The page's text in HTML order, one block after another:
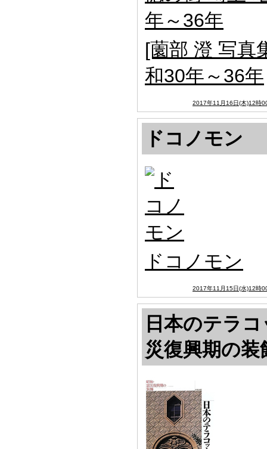
[薗部 澄 写真
和30年～36年
2017年11月16日(木)12時
ドコノモン
ドコノモン
2017年11月15日(水)12時
日本のテラ
災復興期の装